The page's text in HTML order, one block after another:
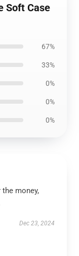
Soft Case
67%
33%
0%
0%
0%
money,
Dec 23, 2024